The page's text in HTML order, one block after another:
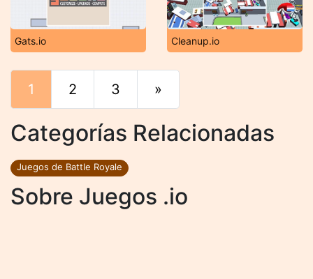
Gats.io Cleanup.io
1 2 3 »
Categorías Relacionadas
Juegos de Battle Royale
Sobre Juegos .io